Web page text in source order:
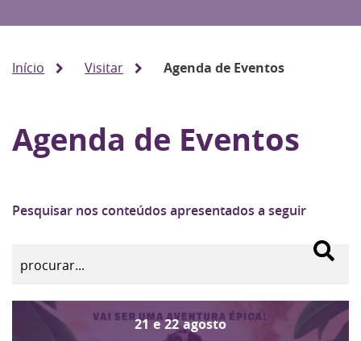
Início Visitar Agenda de Eventos
Agenda de Eventos
Pesquisar nos conteúdos apresentados a seguir
21 e 22 agosto